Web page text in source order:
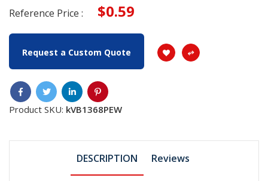
Reference Price : $0.59
Request a Custom Quote
Product SKU: kVB1368PEW
DESCRIPTION Reviews